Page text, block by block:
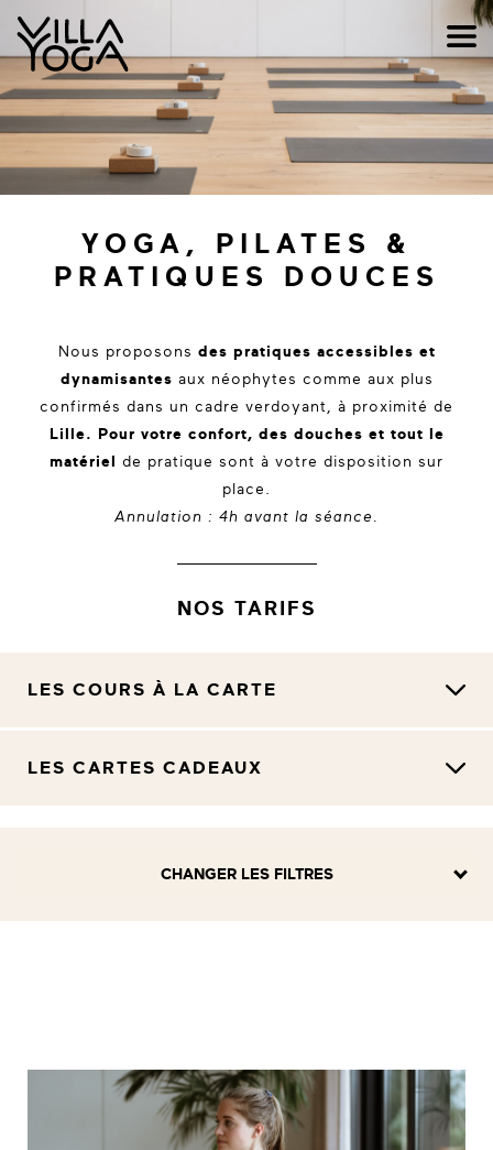
YOGA, PILATES &
PRATIQUES DOUCES
Nous proposons des pratiques accessibles et
dynamisantes aux néophytes comme aux plus
confirmés dans un cadre verdoyant, à proximité de
Lille. Pour votre confort, des douches et tout le
matériel de pratique sont à votre disposition sur
place.
Annulation : 4h avant la séance.
NOS TARIFS
LES COURS À LA CARTE
LES CARTES CADEAUX
CHANGER LES FILTRES